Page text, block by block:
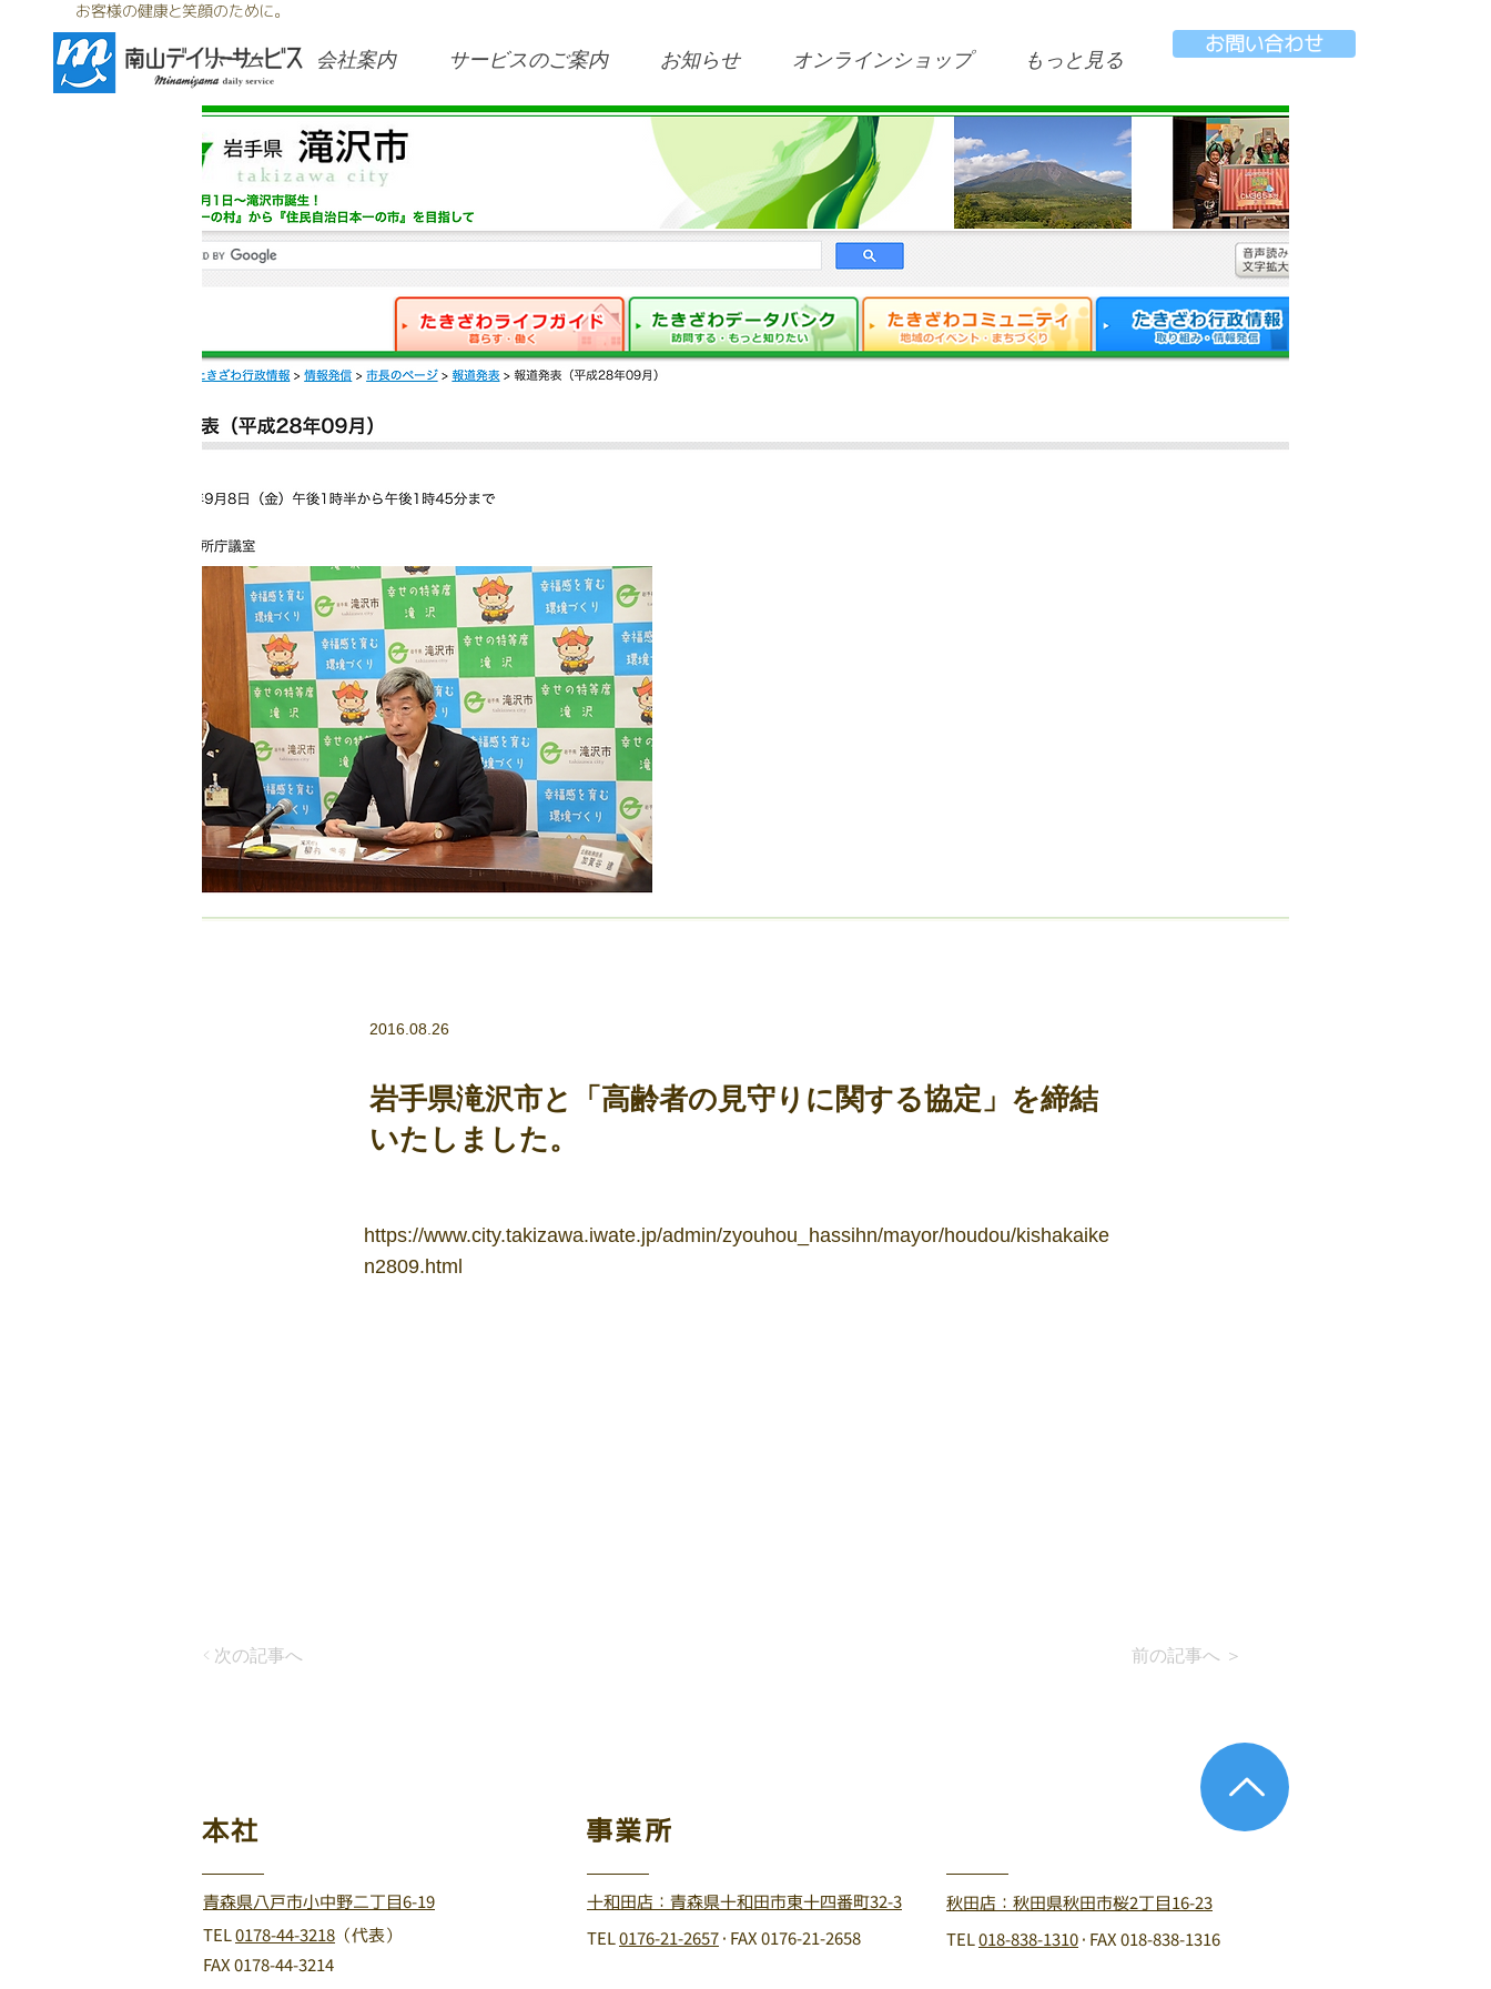
お客様の健康と笑顔のために。
お問い合わせ
ホーム 会社案内 サービスのご案内 お知らせ オンラインショップ もっと見る
2016.08.26
岩手県滝沢市と「高齢者の見守りに関する協定」を締結
いたしました。
https://www.city.takizawa.iwate.jp/admin/zyouhou_hassihn/mayor/houdou/kishakaike
n2809.html
< 次の記事へ 前の記事へ ＞
本社
青森県八戸市小中野二丁目6-19
TEL0178-44-3218 （代表）
FAX 0178-44-3214
事業所
十和田店：青森県十和田市東十四番町32-3
TEL0176-21-2657・FAX 0176-21-2658
秋田店：秋田県秋田市桜2丁目16-23
TEL018-838-1310・FAX 018-838-1316